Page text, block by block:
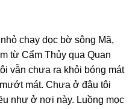
chạy dọc bờ sông Mã,
từ Cẩm Thủy qua Quan
vẫn chưa ra khỏi bóng mát
mát. Chưa ở đâu tôi
như ở nơi này. Luồng mọc